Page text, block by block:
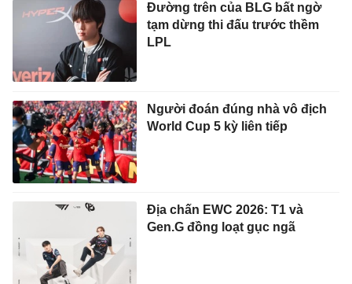
Đường trên của BLG bất ngờ
tạm dừng thi đấu trước thềm
LPL
Người đoán đúng nhà vô địch
World Cup 5 kỳ liên tiếp
Địa chấn EWC 2026: T1 và
Gen.G đồng loạt gục ngã